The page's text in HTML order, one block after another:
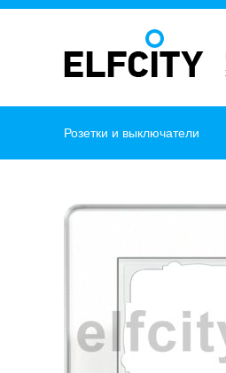
Розетки и выключатели